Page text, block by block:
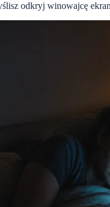
odkryj winowajcę